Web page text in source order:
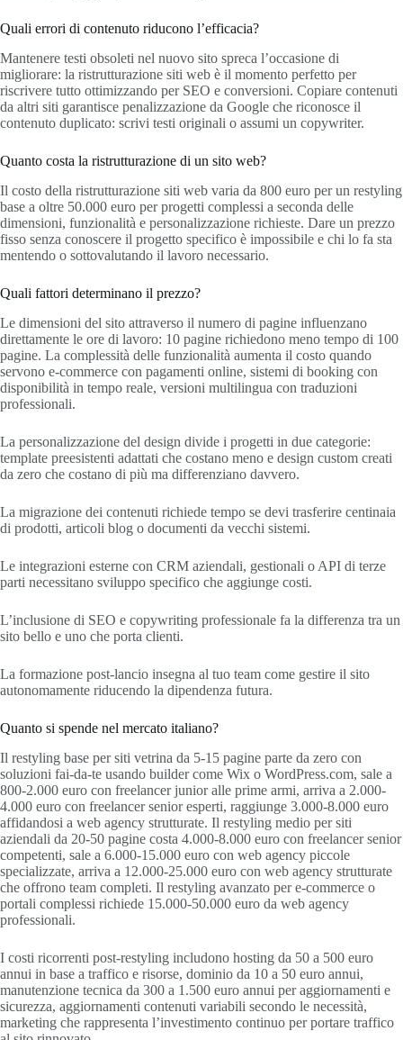
Quali errori di contenuto riducono l’efficacia?
Mantenere testi obsoleti nel nuovo sito spreca l’occasione di
migliorare: la ristrutturazione siti web è il momento perfetto per
riscrivere tutto ottimizzando per SEO e conversioni. Copiare contenuti
da altri siti garantisce penalizzazione da Google che riconosce il
contenuto duplicato: scrivi testi originali o assumi un copywriter.
Quanto costa la ristrutturazione di un sito web?
Il costo della ristrutturazione siti web varia da 800 euro per un restyling
base a oltre 50.000 euro per progetti complessi a seconda delle
dimensioni, funzionalità e personalizzazione richieste. Dare un prezzo
fisso senza conoscere il progetto specifico è impossibile e chi lo fa sta
mentendo o sottovalutando il lavoro necessario.
Quali fattori determinano il prezzo?
Le dimensioni del sito attraverso il numero di pagine influenzano
direttamente le ore di lavoro: 10 pagine richiedono meno tempo di 100
pagine. La complessità delle funzionalità aumenta il costo quando
servono e-commerce con pagamenti online, sistemi di booking con
disponibilità in tempo reale, versioni multilingua con traduzioni
professionali.
La personalizzazione del design divide i progetti in due categorie:
template preesistenti adattati che costano meno e design custom creati
da zero che costano di più ma differenziano davvero.
La migrazione dei contenuti richiede tempo se devi trasferire centinaia
di prodotti, articoli blog o documenti da vecchi sistemi.
Le integrazioni esterne con CRM aziendali, gestionali o API di terze
parti necessitano sviluppo specifico che aggiunge costi.
L’inclusione di SEO e copywriting professionale fa la differenza tra un
sito bello e uno che porta clienti.
La formazione post-lancio insegna al tuo team come gestire il sito
autonomamente riducendo la dipendenza futura.
Quanto si spende nel mercato italiano?
Il restyling base per siti vetrina da 5-15 pagine parte da zero con
soluzioni fai-da-te usando builder come Wix o WordPress.com, sale a
800-2.000 euro con freelancer junior alle prime armi, arriva a 2.000-
4.000 euro con freelancer senior esperti, raggiunge 3.000-8.000 euro
affidandosi a web agency strutturate. Il restyling medio per siti
aziendali da 20-50 pagine costa 4.000-8.000 euro con freelancer senior
competenti, sale a 6.000-15.000 euro con web agency piccole
specializzate, arriva a 12.000-25.000 euro con web agency strutturate
che offrono team completi. Il restyling avanzato per e-commerce o
portali complessi richiede 15.000-50.000 euro da web agency
professionali.
I costi ricorrenti post-restyling includono hosting da 50 a 500 euro
annui in base a traffico e risorse, dominio da 10 a 50 euro annui,
manutenzione tecnica da 300 a 1.500 euro annui per aggiornamenti e
sicurezza, aggiornamenti contenuti variabili secondo le necessità,
marketing che rappresenta l’investimento continuo per portare traffico